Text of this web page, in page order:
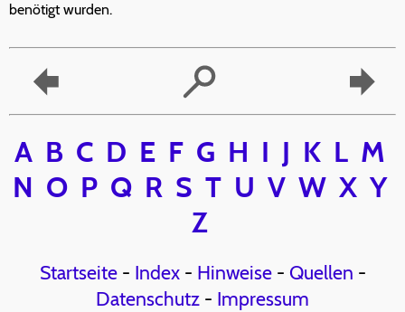
benötigt wurden.
A B C D E F G H I J K L M
N O P Q R S T U V W X Y
Z
Startseite- Index- Hinweise- Quellen -
Datenschutz - Impressum